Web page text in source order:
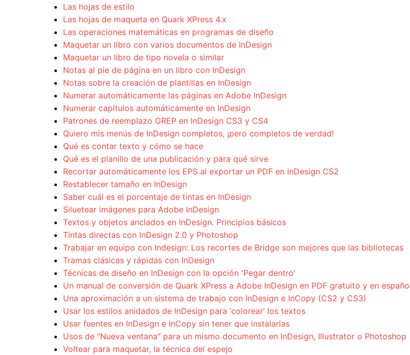
Las hojas de estilo
Las hojas de maqueta en Quark XPress 4.x
Las operaciones matemáticas en programas de diseño
Maquetar un libro con varios documentos de InDesign
Maquetar un libro de tipo novela o similar
Notas al pie de página en un libro con InDesign
Notas sobre la creación de plantillas en InDesign
Numerar automáticamente las páginas en Adobe InDesign
Numerar capítulos automáticamente en InDesign
Patrones de reemplazo GREP en InDesign CS3 y CS4
Quiero mis menús de InDesign completos, ¡pero completos de verdad!
Qué es contar texto y cómo se hace
Qué es el planillo de una publicación y para qué sirve
Recortar automáticamente los EPS al exportar un PDF en InDesign CS2
Restablecer tamaño en InDesign
Saber cuál es el porcentaje de tintas en InDesign
Siluetear imágenes para Adobe InDesign
Textos y objetos anclados en InDesign. Principios básicos
Tintas directas con InDesign 2.0 y Photoshop
Trabajar en equipo con Indesign: Los recortes de Bridge son mejores que las bibliotecas
Tramas clásicas y rápidas con InDesign
Técnicas de diseño en InDesign con la opción 'Pegar dentro'
Un manual de conversión de Quark XPress a Adobe InDesign en PDF gratuito y en
Una aproximación a un sistema de trabajo con InDesign e InCopy (CS2 y CS3)
Usar los estilos anidados de InDesign para ‘colorear’ los textos
Usar fuentes en InDesign e InCopy sin tener que instalarlas
Usos de "Nueva ventana" para un mismo documento en InDesign, Illustrator o Photoshop
Voltear para maquetar, la técnica del espejo